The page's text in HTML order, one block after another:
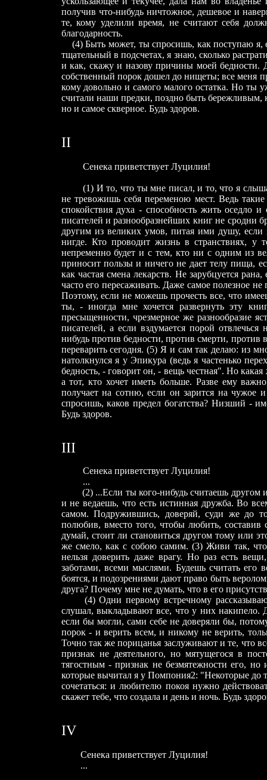
получив что-нибудь ничтожное, дешевое и
те, кому уделили время, не считают себя
благодарность.
(4) Быть может, ты спросишь, как поступаю я,
тщательный в подсчетах, я знаю, сколько
и как, скажу и назову причины моей бедности.
собственный порок дошел до нищеты; все меня
кому довольно и самого малого остатка. Но ты
считали наши предки, поздно быть бережливым,
но и самое скверное. Будь здоров.
II
Сенека приветствует Луцилия!
(1) И то, что ты мне писал, и то, что я
не тревожишь себя переменою мест. Ведь
спокойствия духа - способность жить оседло
писателей и разнообразнейших книг не сродни
другим из великих умов, питая ими душу, если
нигде. Кто проводит жизнь в странствиях, у
непременно будет и с тем, кто ни с одним из
приносит пользы и ничего не дает телу пища,
как частая смена лекарств. Не зарубцуется
часто его пересаживать. Даже самое полезное
Поэтому, если не можешь прочесть все, что
ты, - иногда мне хочется развернуть эту
пресыщенности, чрезмерное же разнообразие
писателей, а если вздумается порой
нибудь против бедности, против смерти,
переварить сегодня. (5) Я и сам так делаю: из
натолкнулся я у Эпикура (ведь я частенько
бедность, - говорит он, - вещь честная". Но какая
а тот, кто хочет иметь больше. Разве ему
получает на сотню, если он зарится на чужое
спросишь, каков предел богатства? Низший -
Будь здоров.
III
Cенека приветствует Луцилия!
...
(2) ...Если ты кого-нибудь считаешь другом и
и не ведаешь, что есть истинная дружба. Во
самом. Подружившись, доверяй, суди же до
полюбив, вместо того, чтобы любить,
думай, стоит ли становиться другом тому или
же смело, как с собою самим. (3) Живи так,
нельзя доверить даже врагу. Но раз есть
заботами, всеми мыслями. Будешь считать
боятся, и подозрениями дают право быть
друга? Почему мне не думать, что в его
(4) Одни первому встречному
слушал, выкладывают все, что у них накипело.
если бы могли, сами себе не доверяли бы,
порок - и верить всем, и никому не верить,
Точно так же порицанья заслуживают и те, что
признак не деятельного, но мятущегося в
тягостным - признак не безмятежности его,
которые вычитал я у Помпония2: "Некоторые до
сочетаться: и любителю покоя нужно
скажет тебе, что создала и день и ночь. Будь
IV
Сенека приветствует Луцилия!
...